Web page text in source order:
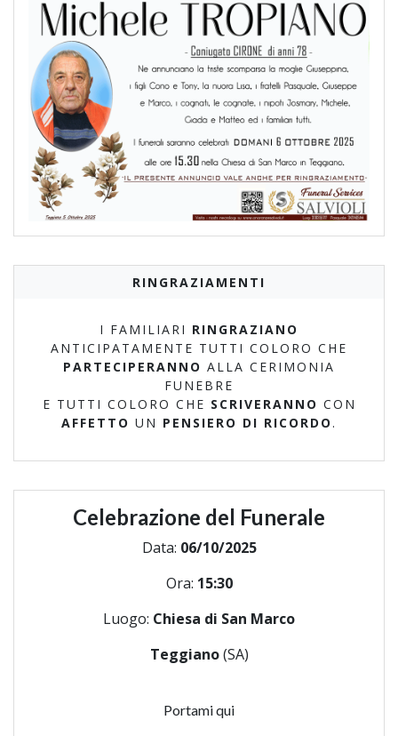
RINGRAZIAMENTI
I FAMILIARI RINGRAZIANO
ANTICIPATAMENTE TUTTI COLORO CHE
PARTECIPERANNO ALLA CERIMONIA
FUNEBRE
E TUTTI COLORO CHE SCRIVERANNO CON
AFFETTO UN PENSIERO DI RICORDO .
Celebrazione del Funerale
Data: 06/10/2025
Ora: 15:30
Luogo: Chiesa di San Marco
Teggiano(SA)
Portami qui